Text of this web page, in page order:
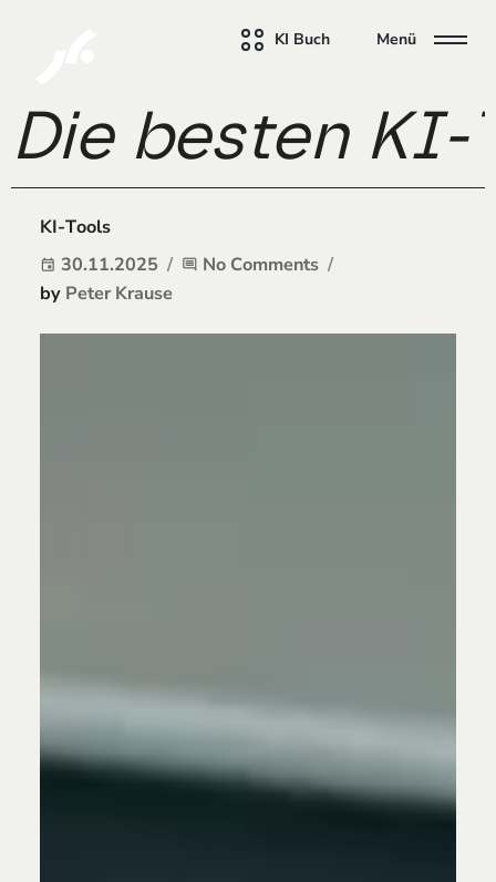
KI Buch Menü
Die besten KI-
KI-Tools
event 30.11.2025 comment No Comments
by Peter Krause